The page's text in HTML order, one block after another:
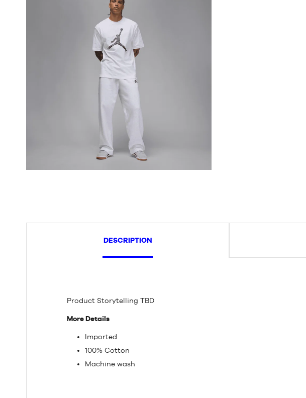
DESCRIPTION
Product Storytelling TBD
More Details
Imported
100% Cotton
Machine wash